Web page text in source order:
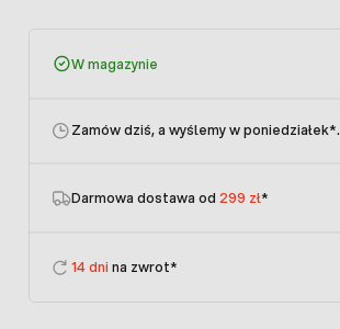
W magazynie
Zamów dziś, a wyślemy w poniedziałek*.
Darmowa dostawa od 299 zł*
14 dni na zwrot*